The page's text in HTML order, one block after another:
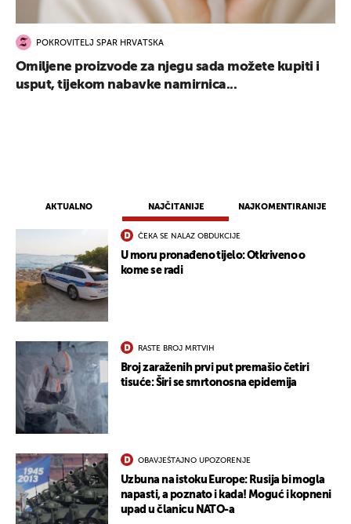
AKTUALNO NAJČITANIJE NAJKOMENTIRANIJE
ČEKA SE NALAZ OBDUKCIJE
U moru pronađeno tijelo: Otkriveno o
kome se radi
RASTE BROJ MRTVIH
Broj zaraženih prvi put premašio četiri
tisuće: Širi se smrtonosna epidemija
OBAVJEŠTAJNO UPOZORENJE
Uzbuna na istoku Europe: Rusija bi mogla
napasti, a poznato i kada! Moguć i kopneni
upad u članicu NATO-a
POKROVITELJ SPAR HRVATSKA
Omiljene proizvode za njegu sada možete kupiti i
usput, tijekom nabavke namirnica...